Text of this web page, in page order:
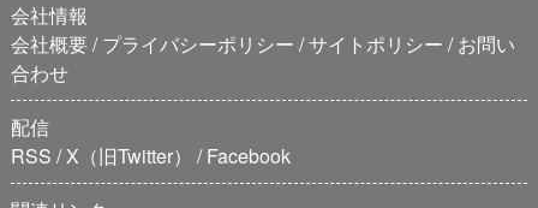
会社情報
会社概要 プライバシーポリシー サイトポリシー
お問い
合わせ
配信
RSS X（旧Twitter）
Facebook